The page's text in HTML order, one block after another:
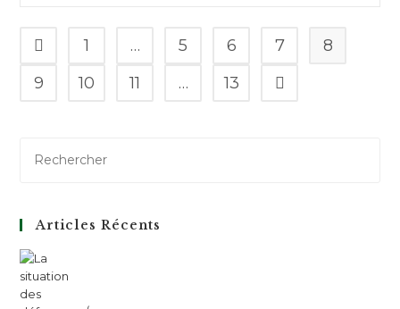
Go to the previous page
1 … 5 6 7
8
9
10 11 … 13 Aller à la page
Articles Récents